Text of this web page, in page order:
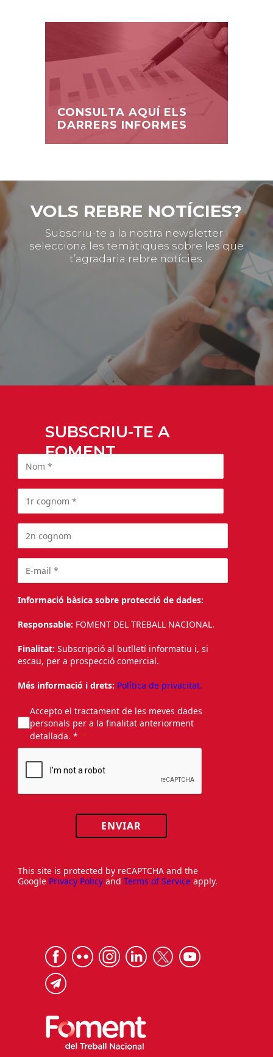
CONSULTA AQUÍ ELS
DARRERS INFORMES
VOLS REBRE NOTÍCIES?
Subscriu-te a la nostra newsletter i
selecciona les temàtiques sobre les que
t’agradaria rebre notícies.
SUBSCRIU-TE A
FOMENT
Informació bàsica sobre protecció de dades:
Responsable: FOMENT DEL TREBALL NACIONAL.
Finalitat: Subscripció al butlletí informatiu i, si
escau, per a prospecció comercial.
Més informació i drets: Política de privacitat.
Accepto el tractament de les meves dades
personals per a la finalitat anteriorment
detallada. *
ENVIAR
This site is protected by reCAPTCHA and the
Google Privacy Policy and Terms of Service apply.